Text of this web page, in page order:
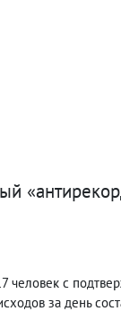
человек с
за день